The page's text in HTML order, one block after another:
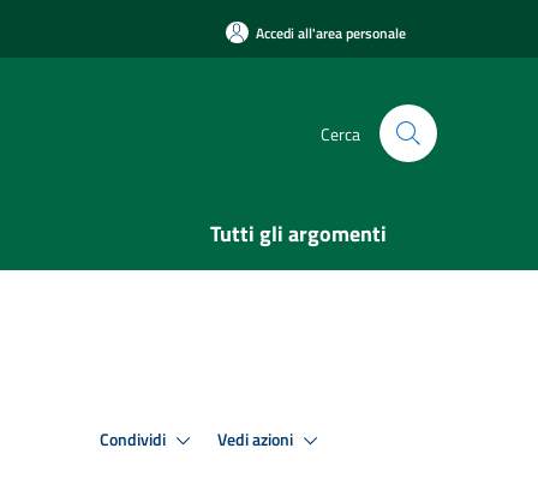
Accedi all'area personale
Cerca
Tutti gli argomenti
Condividi Vedi azioni